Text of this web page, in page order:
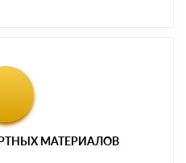
МАТЕРИАЛОВ